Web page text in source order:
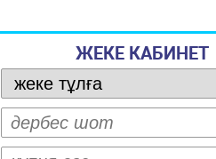
ЖЕКЕ КАБИНЕТ